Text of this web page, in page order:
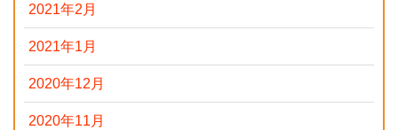
2021年2月
2021年1月
2020年12月
2020年11月